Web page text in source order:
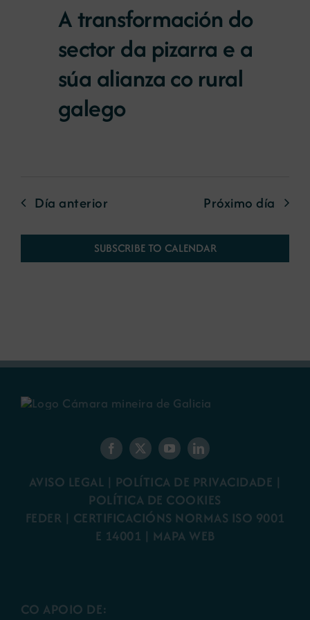
A transformación do
sector da pizarra e a
súa alianza co rural
galego
Día anterior Próximo día
SUBSCRIBE TO CALENDAR
AVISO LEGAL | POLÍTICA DE PRIVACIDADE |
POLÍTICA DE COOKIES
FEDER | CERTIFICACIÓNS NORMAS ISO 9001
E 14001 | MAPA WEB
CO APOIO DE: